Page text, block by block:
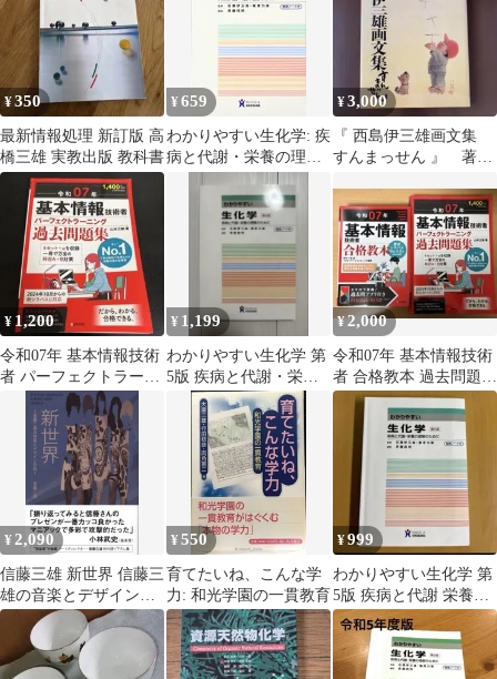
¥350
最新情報処理 新訂版 高
橋三雄 実教出版 教科書
¥659
わかりやすい生化学: 疾
病と代謝・栄養の理解
¥3,000
『 西島伊三雄画文集
すんまっせん 』 著者
¥ 1,200
令和07年 基本情報技術
者 パーフェクトラーニ
ング過去問題集
¥ 1,199
わかりやすい生化学 第
5版 疾病と代謝・栄養
の理解のために
¥2,000
令和07年 基本情報技術
者 合格教本 過去問題集
2冊セット
¥ 2,090
信藤三雄 新世界 信藤三
雄の音楽とデザインの
旅
¥550
育てたいね、こんな学
力: 和光学園の一貫教育
¥999
わかりやすい生化学 第
5版 疾病と代謝 栄養の
理解のために